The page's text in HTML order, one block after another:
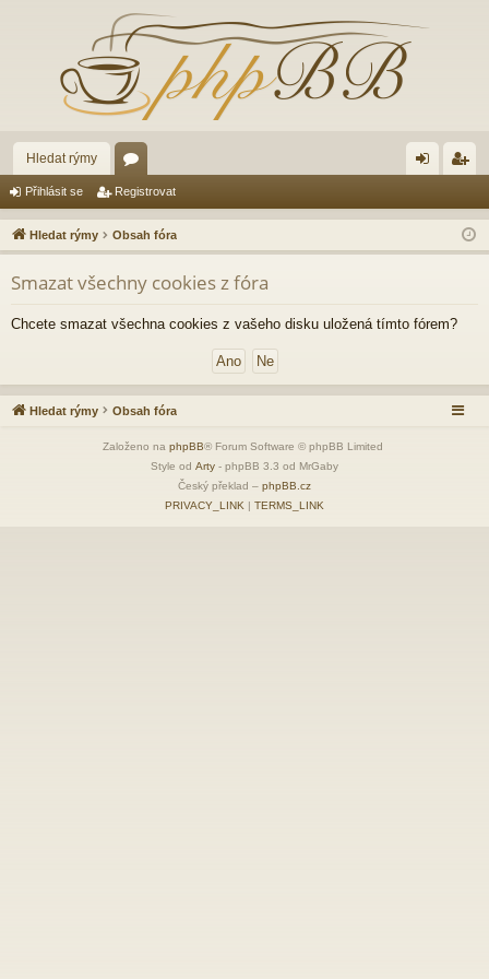
Hledat rýmy
ór
a lá
sit
ist
ro
Přihlásit se Registrovat
Hledat rýmy Obsah fóra
Smazat všechny cookies z fóra
Chcete smazat všechna cookies z vašeho disku uložená tímto fórem?
Hledat rýmy Obsah fóra
Založeno na phpBB® Forum Software © phpBB Limited
Style od Arty - phpBB 3.3 od MrGaby
Český překlad – phpBB.cz
PRIVACY_LINK | TERMS_LINK